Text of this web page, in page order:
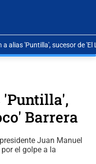
a alias 'Puntilla', sucesor de 'El
'Puntilla',
Barrera
Juan Manuel
el golpe a la